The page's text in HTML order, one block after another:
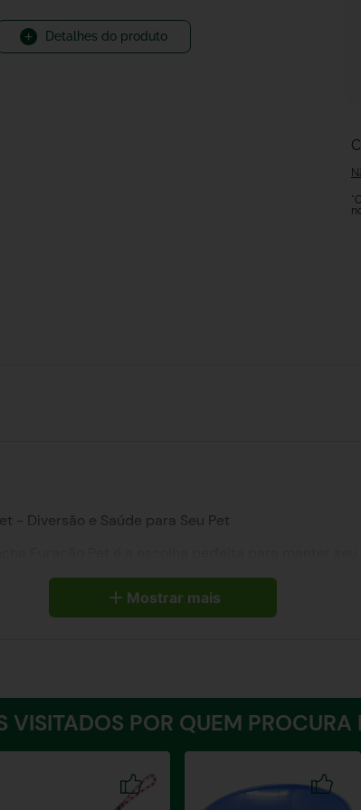
Detalhes do produto
- Diversão e Saúde para Seu Pet
saudáveis.
todos os gostos.
prevenindo o tártaro.
comportamentos destrutivos.
de brincadeiras interativas.
Mostrar mais
VISITADOS POR QUEM PROCURA